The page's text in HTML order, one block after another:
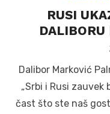
RUSI
Dalibor Marković
„Srbi i Rusi zauvek
čast što ste naš